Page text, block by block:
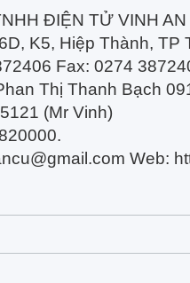
ĐIỆN TỬ VINH
K5, Hiệp Thành,
Fax: 0274
Thị Thanh Bạch
(Mr Vinh)
Web: